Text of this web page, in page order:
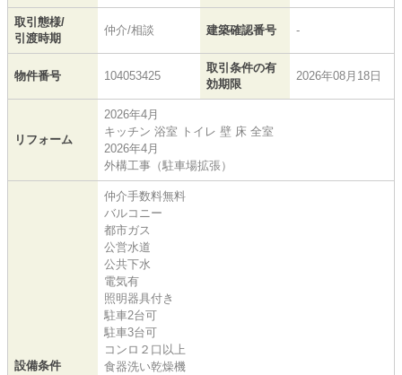
取引態様/
引渡時期
仲介/相談 建築確認番号 -
物件番号 104053425
取引条件の有
効期限
2026年08月18日
リフォーム
2026年4月
キッチン 浴室 トイレ 壁 床 全室
2026年4月
外構工事（駐車場拡張）
設備条件
仲介手数料無料
バルコニー
都市ガス
公営水道
公共下水
電気有
照明器具付き
駐車2台可
駐車3台可
コンロ２口以上
食器洗い乾燥機